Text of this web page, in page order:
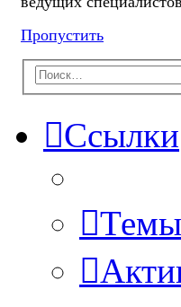
Пропустить
Ссылки
Темы